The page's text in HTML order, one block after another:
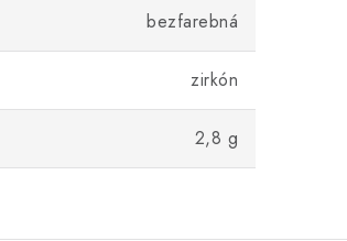
bezfarebná
zirkón
2,8 g